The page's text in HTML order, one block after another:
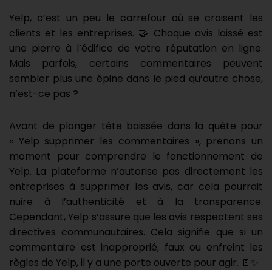
Yelp, c’est un peu le carrefour où se croisent les
clients et les entreprises. 🤝 Chaque avis laissé est
une pierre à l’édifice de votre réputation en ligne.
Mais parfois, certains commentaires peuvent
sembler plus une épine dans le pied qu’autre chose,
n’est-ce pas ?
Avant de plonger tête baissée dans la quête pour
« Yelp supprimer les commentaires », prenons un
moment pour comprendre le fonctionnement de
Yelp. La plateforme n’autorise pas directement les
entreprises à supprimer les avis, car cela pourrait
nuire à l’authenticité et à la transparence.
Cependant, Yelp s’assure que les avis respectent ses
directives communautaires. Cela signifie que si un
commentaire est inapproprié, faux ou enfreint les
règles de Yelp, il y a une porte ouverte pour agir. 🚪✨